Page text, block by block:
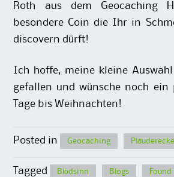
Roth aus dem Geocaching
besondere Coin die Ihr in
discovern dürft!
Ich hoffe, meine kleine
gefallen und wünsche noch ein
Tage bis Weihnachten!
Posted in Geocaching Plauderecke
Tagged Blödsinn Blogs Found